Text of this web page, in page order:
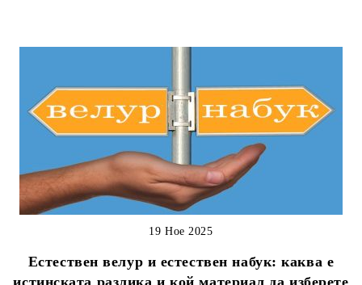
Естествен велур и естествен набук: каква е
истинската разлика и кой материал да изберете
19 Ное 2025